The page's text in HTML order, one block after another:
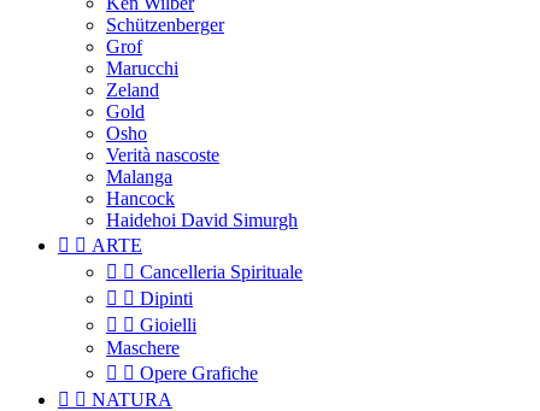
Schützenberger
Grof
Marucchi
Zeland
Gold
Osho
Verità nascoste
Malanga
Hancock
Haidehoi David Simurgh
  ARTE
  Cancelleria Spirituale
  Dipinti
  Gioielli
Maschere
  Opere Grafiche
  NATURA